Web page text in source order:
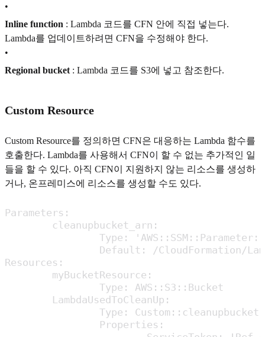
•
Inline function : Lambda 코드를 CFN 안에 직접 넣는다.
Lambda를 업데이트하려면 CFN을 수정해야 한다.
•
Regional bucket : Lambda 코드를 S3에 넣고 참조한다.
Custom Resource
Custom Resource를 정의하면 CFN은 대응하는 Lambda 함수를
호출한다. Lambda를 사용해서 CFN이 할 수 없는 추가적인 일
들을 할 수 있다. 아직 CFN이 지원하지 않는 리소스를 생성하
거나, 온프레미스에 리소스를 생성할 수도 있다.
Parameters:
Resources: